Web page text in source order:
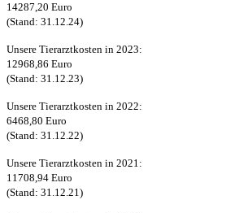
14287,20 Euro
(Stand: 31.12.24)
Unsere Tierarztkosten in 2023:
12968,86 Euro
(Stand: 31.12.23)
Unsere Tierarztkosten in 2022:
6468,80 Euro
(Stand: 31.12.22)
Unsere Tierarztkosten in 2021:
11708,94 Euro
(Stand: 31.12.21)